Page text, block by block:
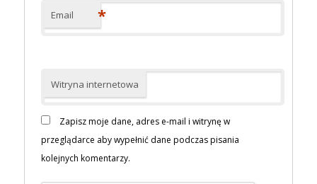
Email *
Witryna internetowa
Zapisz moje dane, adres e-mail i witrynę w
przeglądarce aby wypełnić dane podczas pisania
kolejnych komentarzy.